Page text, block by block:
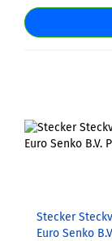
Stecker
Euro Senko